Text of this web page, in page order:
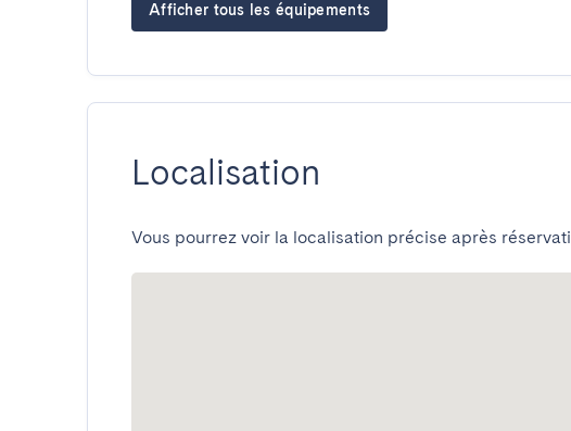
Afficher tous les équipements
Localisation
Vous pourrez voir la localisation précise après